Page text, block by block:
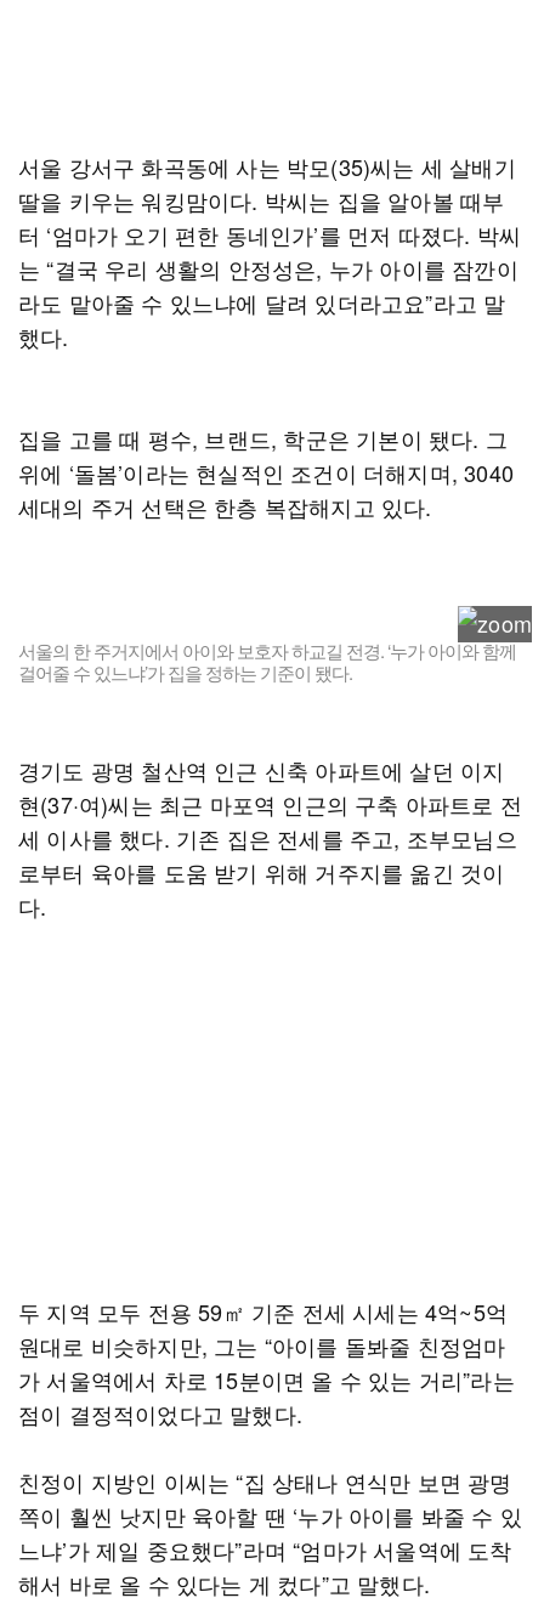
서울 강서구 화곡동에 사는 박모(35)씨는 세 살배기
딸을 키우는 워킹맘이다. 박씨는 집을 알아볼 때부
터 ‘엄마가 오기 편한 동네인가’를 먼저 따졌다. 박씨
는 “결국 우리 생활의 안정성은, 누가 아이를 잠깐이
라도 맡아줄 수 있느냐에 달려 있더라고요”라고 말
했다.
집을 고를 때 평수, 브랜드, 학군은 기본이 됐다. 그
위에 ‘돌봄’이라는 현실적인 조건이 더해지며, 3040
세대의 주거 선택은 한층 복잡해지고 있다.
서울의 한 주거지에서 아이와 보호자 하교길 전경. ‘누가 아이와 함께
걸어줄 수 있느냐’가 집을 정하는 기준이 됐다.
경기도 광명 철산역 인근 신축 아파트에 살던 이지
현(37·여)씨는 최근 마포역 인근의 구축 아파트로 전
세 이사를 했다. 기존 집은 전세를 주고, 조부모님으
로부터 육아를 도움 받기 위해 거주지를 옮긴 것이
다.
두 지역 모두 전용 59㎡ 기준 전세 시세는 4억~5억
원대로 비슷하지만, 그는 “아이를 돌봐줄 친정엄마
가 서울역에서 차로 15분이면 올 수 있는 거리”라는
점이 결정적이었다고 말했다.
친정이 지방인 이씨는 “집 상태나 연식만 보면 광명
쪽이 훨씬 낫지만 육아할 땐 ‘누가 아이를 봐줄 수 있
느냐’가 제일 중요했다”라며 “엄마가 서울역에 도착
해서 바로 올 수 있다는 게 컸다”고 말했다.